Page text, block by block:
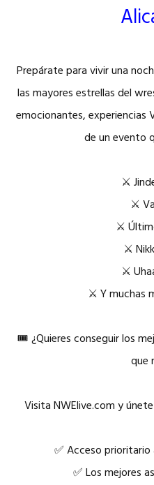
Prepárate para vivir una
las mayores estrellas del
emocionantes, experiencias
de un evento
⚔️
⚔️
⚔️
⚔️
⚔️
⚔️ Y muchas
🎟️ ¿Quieres conseguir los
que
Visita NWElive.com y
✅ Acceso
✅ Los mejores